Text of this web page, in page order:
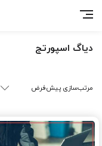
دیاگ اسپورتج